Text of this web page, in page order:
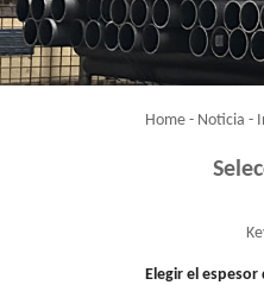
Home - Noticia -
Elegir el